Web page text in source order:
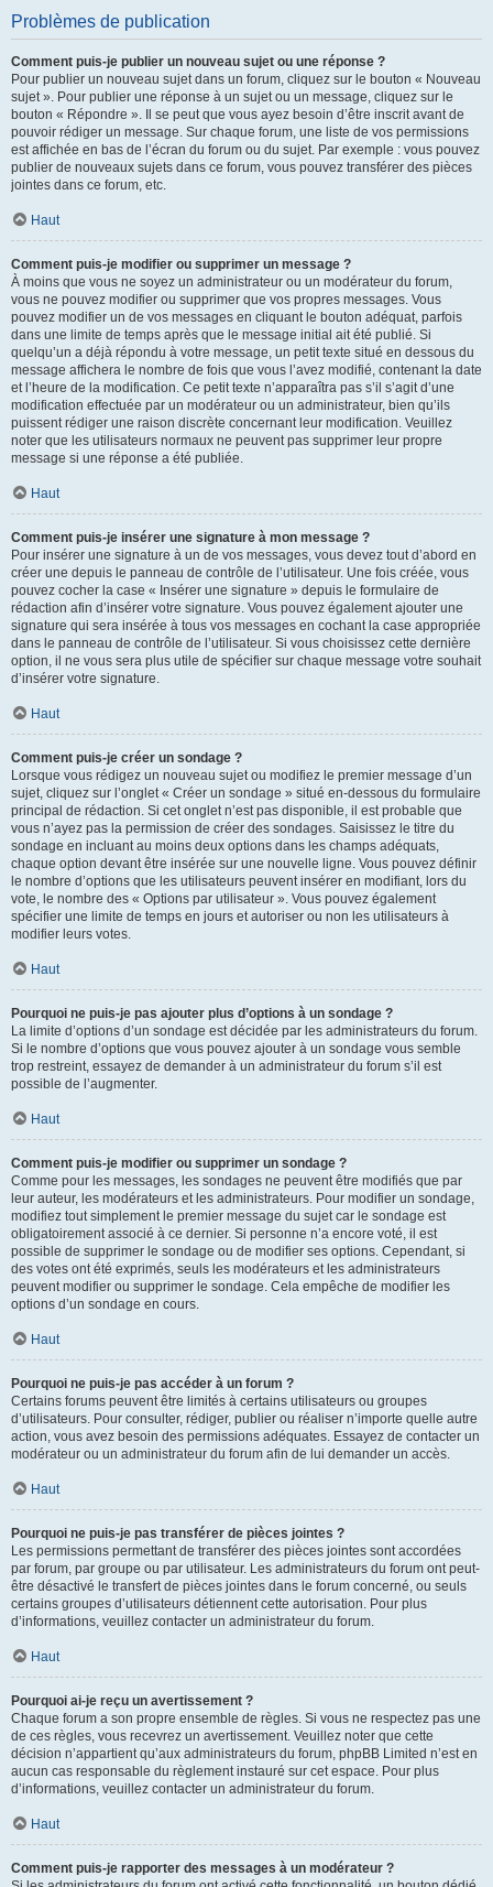
Problèmes de publication
Comment puis-je publier un nouveau sujet ou une réponse ?
Pour publier un nouveau sujet dans un forum, cliquez sur le bouton « Nouveau
sujet ». Pour publier une réponse à un sujet ou un message, cliquez sur le
bouton « Répondre ». Il se peut que vous ayez besoin d’être inscrit avant de
pouvoir rédiger un message. Sur chaque forum, une liste de vos permissions
est affichée en bas de l’écran du forum ou du sujet. Par exemple : vous pouvez
publier de nouveaux sujets dans ce forum, vous pouvez transférer des pièces
jointes dans ce forum, etc.
Haut
Comment puis-je modifier ou supprimer un message ?
À moins que vous ne soyez un administrateur ou un modérateur du forum,
vous ne pouvez modifier ou supprimer que vos propres messages. Vous
pouvez modifier un de vos messages en cliquant le bouton adéquat, parfois
dans une limite de temps après que le message initial ait été publié. Si
quelqu’un a déjà répondu à votre message, un petit texte situé en dessous du
message affichera le nombre de fois que vous l’avez modifié, contenant la date
et l’heure de la modification. Ce petit texte n’apparaîtra pas s’il s’agit d’une
modification effectuée par un modérateur ou un administrateur, bien qu’ils
puissent rédiger une raison discrète concernant leur modification. Veuillez
noter que les utilisateurs normaux ne peuvent pas supprimer leur propre
message si une réponse a été publiée.
Haut
Comment puis-je insérer une signature à mon message ?
Pour insérer une signature à un de vos messages, vous devez tout d’abord en
créer une depuis le panneau de contrôle de l’utilisateur. Une fois créée, vous
pouvez cocher la case « Insérer une signature » depuis le formulaire de
rédaction afin d’insérer votre signature. Vous pouvez également ajouter une
signature qui sera insérée à tous vos messages en cochant la case appropriée
dans le panneau de contrôle de l’utilisateur. Si vous choisissez cette dernière
option, il ne vous sera plus utile de spécifier sur chaque message votre souhait
d’insérer votre signature.
Haut
Comment puis-je créer un sondage ?
Lorsque vous rédigez un nouveau sujet ou modifiez le premier message d’un
sujet, cliquez sur l’onglet « Créer un sondage » situé en-dessous du formulaire
principal de rédaction. Si cet onglet n’est pas disponible, il est probable que
vous n’ayez pas la permission de créer des sondages. Saisissez le titre du
sondage en incluant au moins deux options dans les champs adéquats,
chaque option devant être insérée sur une nouvelle ligne. Vous pouvez définir
le nombre d’options que les utilisateurs peuvent insérer en modifiant, lors du
vote, le nombre des « Options par utilisateur ». Vous pouvez également
spécifier une limite de temps en jours et autoriser ou non les utilisateurs à
modifier leurs votes.
Haut
Pourquoi ne puis-je pas ajouter plus d’options à un sondage ?
La limite d’options d’un sondage est décidée par les administrateurs du forum.
Si le nombre d’options que vous pouvez ajouter à un sondage vous semble
trop restreint, essayez de demander à un administrateur du forum s’il est
possible de l’augmenter.
Haut
Comment puis-je modifier ou supprimer un sondage ?
Comme pour les messages, les sondages ne peuvent être modifiés que par
leur auteur, les modérateurs et les administrateurs. Pour modifier un sondage,
modifiez tout simplement le premier message du sujet car le sondage est
obligatoirement associé à ce dernier. Si personne n’a encore voté, il est
possible de supprimer le sondage ou de modifier ses options. Cependant, si
des votes ont été exprimés, seuls les modérateurs et les administrateurs
peuvent modifier ou supprimer le sondage. Cela empêche de modifier les
options d’un sondage en cours.
Haut
Pourquoi ne puis-je pas accéder à un forum ?
Certains forums peuvent être limités à certains utilisateurs ou groupes
d’utilisateurs. Pour consulter, rédiger, publier ou réaliser n’importe quelle autre
action, vous avez besoin des permissions adéquates. Essayez de contacter un
modérateur ou un administrateur du forum afin de lui demander un accès.
Haut
Pourquoi ne puis-je pas transférer de pièces jointes ?
Les permissions permettant de transférer des pièces jointes sont accordées
par forum, par groupe ou par utilisateur. Les administrateurs du forum ont peut-
être désactivé le transfert de pièces jointes dans le forum concerné, ou seuls
certains groupes d’utilisateurs détiennent cette autorisation. Pour plus
d’informations, veuillez contacter un administrateur du forum.
Haut
Pourquoi ai-je reçu un avertissement ?
Chaque forum a son propre ensemble de règles. Si vous ne respectez pas une
de ces règles, vous recevrez un avertissement. Veuillez noter que cette
décision n’appartient qu’aux administrateurs du forum, phpBB Limited n’est en
aucun cas responsable du règlement instauré sur cet espace. Pour plus
d’informations, veuillez contacter un administrateur du forum.
Haut
Comment puis-je rapporter des messages à un modérateur ?